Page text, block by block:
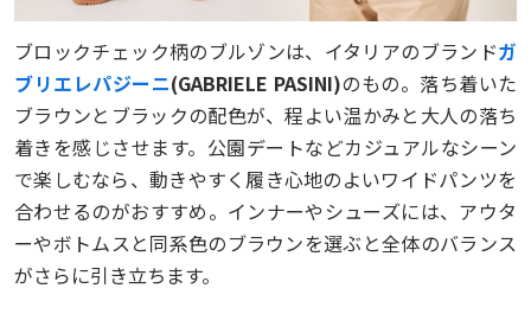
ブロックチェック柄のブルゾンは、イタリアのブランドガ
ブリエレパジーニ(GABRIELE PASINI)のもの。落ち着いた
ブラウンとブラックの配色が、程よい温かみと大人の落ち
着きを感じさせます。公園デートなどカジュアルなシーン
で楽しむなら、動きやすく履き心地のよいワイドパンツを
合わせるのがおすすめ。インナーやシューズには、アウタ
ーやボトムスと同系色のブラウンを選ぶと全体のバランス
がさらに引き立ちます。